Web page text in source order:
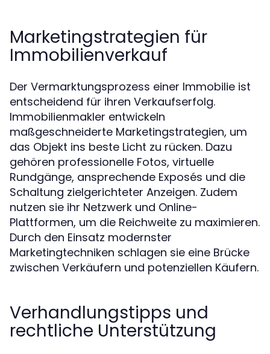
Marketingstrategien für
Immobilienverkauf
Der Vermarktungsprozess einer Immobilie ist
entscheidend für ihren Verkaufserfolg.
Immobilienmakler entwickeln
maßgeschneiderte Marketingstrategien, um
das Objekt ins beste Licht zu rücken. Dazu
gehören professionelle Fotos, virtuelle
Rundgänge, ansprechende Exposés und die
Schaltung zielgerichteter Anzeigen. Zudem
nutzen sie ihr Netzwerk und Online-
Plattformen, um die Reichweite zu maximieren.
Durch den Einsatz modernster
Marketingtechniken schlagen sie eine Brücke
zwischen Verkäufern und potenziellen Käufern.
Verhandlungstipps und
rechtliche Unterstützung